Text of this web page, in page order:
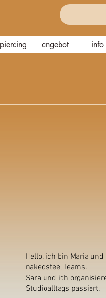
piercing angebot info
Hello, ich bin Maria
nakedsteel Teams.
Sara und ich
Studioalltags passiert.